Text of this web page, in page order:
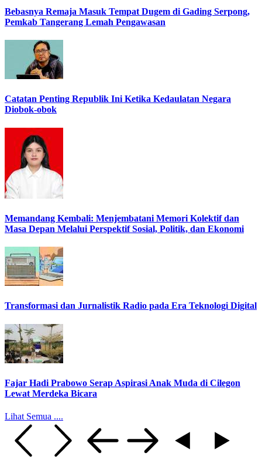
Bebasnya Remaja Masuk Tempat Dugem di Gading Serpong,
Pemkab Tangerang Lemah Pengawasan
Catatan Penting Republik Ini Ketika Kedaulatan Negara
Diobok-obok
Memandang Kembali: Menjembatani Memori Kolektif dan
Masa Depan Melalui Perspektif Sosial, Politik, dan Ekonomi
Transformasi dan Jurnalistik Radio pada Era Teknologi Digital
Fajar Hadi Prabowo Serap Aspirasi Anak Muda di Cilegon
Lewat Merdeka Bicara
Lihat Semua ....